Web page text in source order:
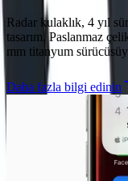
Radar kulaklık, 4 yıl
tasarım. Paslanmaz
mm titanyum
Daha fazla bilgi edinin